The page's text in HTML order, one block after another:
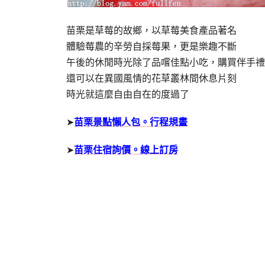
苗栗是草莓的故鄉，以草莓美食產品著名
體驗莓農的辛勞自採莓果，更是樂趣不斷
午後的休閒時光除了品嚐佳點小吃，購買伴手
還可以在異國風情的花草叢林間休息片刻
時光就這麼自由自在的度過了
➤苗栗景點懶人包。行程規畫
➤苗栗住宿詢價。線上訂房